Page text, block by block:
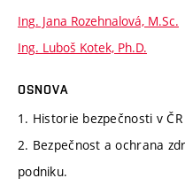
Ing. Jana Rozehnalová, M.Sc.
Ing. Luboš Kotek, Ph.D.
OSNOVA
1. Historie bezpečnosti v ČR
2. Bezpečnost a ochrana
podniku.